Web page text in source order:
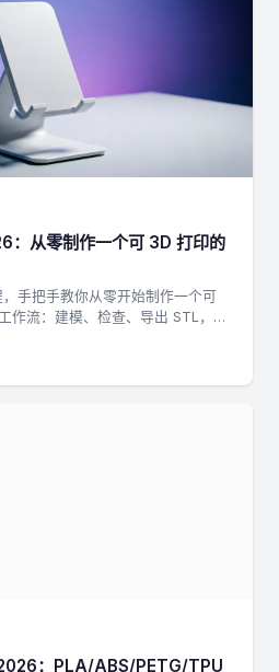
：从零制作一个可 3D 打印的
手把手教你从零开始制作一个可
作流：建模、检查、导出 STL，适
：PLA/ABS/PETG/TPU